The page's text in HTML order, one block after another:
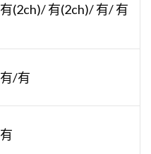
有(2ch)/ 有(2ch)/ 有/ 有
有/有
有